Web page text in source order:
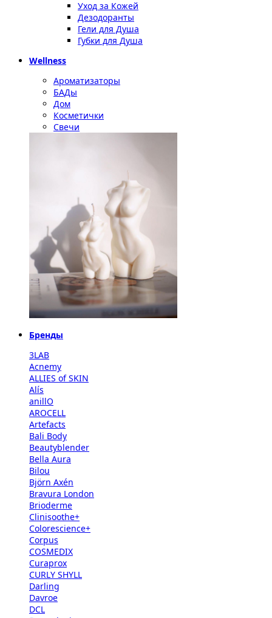
Уход за Кожей
Дезодоранты
Гели для Душа
Губки для Душа
Wellness
Ароматизаторы
БАДы
Дом
Косметички
Свечи
Бренды
3LAB
Acnemy
ALLIES of SKIN
Alís
anillO
AROCELL
Artefacts
Bali Body
Beautyblender
Bella Aura
Bilou
Björn Axén
Bravura London
Brioderme
Clinisoothe+
Colorescience+
Corpus
COSMEDIX
Curaprox
CURLY SHYLL
Darling
Davroe
DCL